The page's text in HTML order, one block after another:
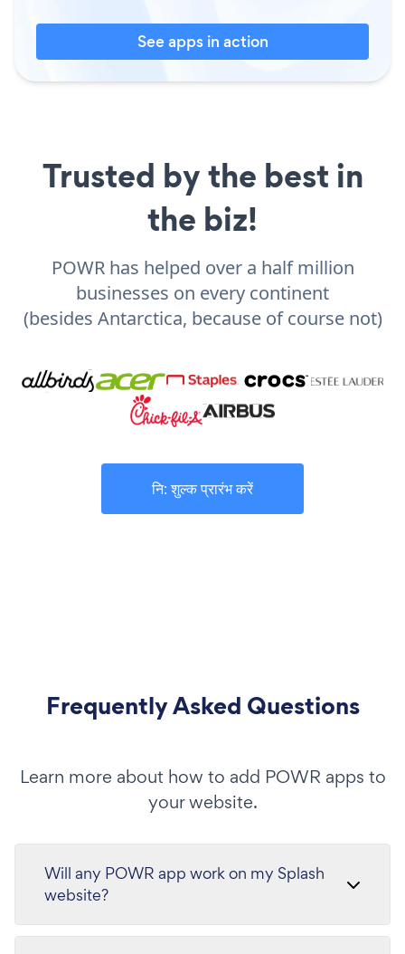
See apps in action
Trusted by the best in
the biz!
POWR has helped over a half million
businesses on every continent
(besides Antarctica, because of course not)
नि: शुल्क प्रारंभ करें
Frequently Asked Questions
Learn more about how to add POWR apps to
your website.
Will any POWR app work on my Splash
website?